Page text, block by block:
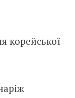
корейської